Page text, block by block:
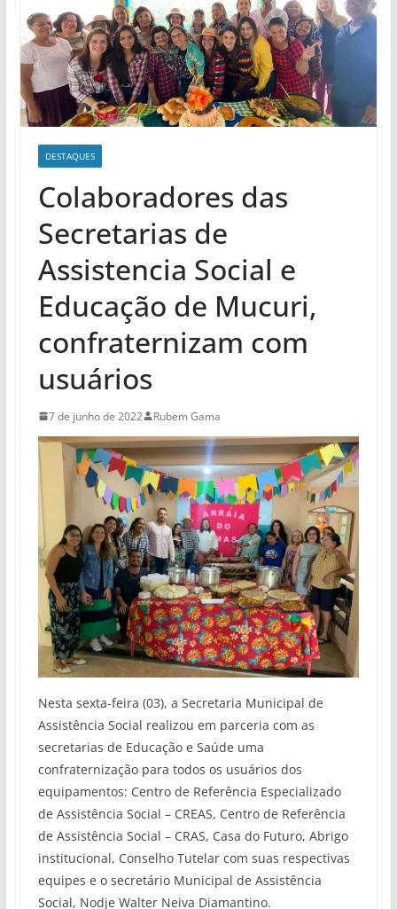
DESTAQUES
Colaboradores das
Secretarias de
Assistencia Social e
Educação de Mucuri,
confraternizam com
usuários
7 de junho de 2022 Rubem Gama
Nesta sexta-feira (03), a Secretaria Municipal de
Assistência Social realizou em parceria com as
secretarias de Educação e Saúde uma
confraternização para todos os usuários dos
equipamentos: Centro de Referência Especializado
de Assistência Social – CREAS, Centro de Referência
de Assistência Social – CRAS, Casa do Futuro, Abrigo
institucional, Conselho Tutelar com suas respectivas
equipes e o secretário Municipal de Assistência
Social, Nodje Walter Neiva Diamantino.